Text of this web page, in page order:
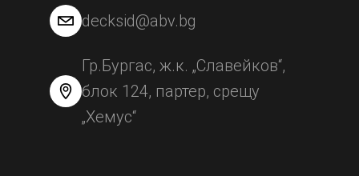
decksid@abv.bg
Гр.Бургас, ж.к. „Славейков“,
блок 124, партер, срещу
„Хемус“